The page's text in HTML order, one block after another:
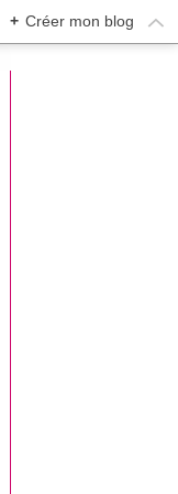
+ Créer mon blog